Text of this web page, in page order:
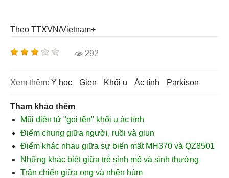
Theo TTXVN/Vietnam+
292
Xem thêm: y học gien khối u ác tính parkison
Tham khảo thêm
Mũi điện tử "gọi tên" khối u ác tính
Điểm chung giữa người, ruồi và giun
Điểm khác nhau giữa sự biến mất MH370 và QZ8501
Những khác biệt giữa trẻ sinh mổ và sinh thường
Trận chiến giữa ong và nhện hùm